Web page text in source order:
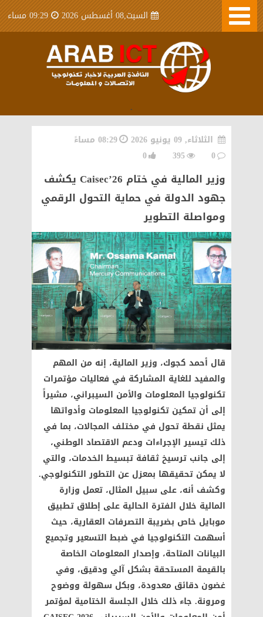
السبت,08 أغسطس 2026 09:29 مساء
.
الثلاثاء, 09 يونيو 2026
08:29 مساءً
0
395
0
وزير المالية في ختام Caisec’26 يكشف
جهود الدولة في حماية التحول الرقمي
ومواصلة التطوير
قال أحمد كجوك، وزير المالية، إنه من المهم
والمفيد للغاية المشاركة في فعاليات مؤتمرات
تكنولوجيا المعلومات والأمن السيبراني، مشيراً
إلى أن تمكين تكنولوجيا المعلومات وأدواتها
يمثل نقطة تحول في مختلف المجالات، بما في
ذلك تيسير الإجراءات ودعم الاقتصاد الوطني،
إلى جانب ترسيخ ثقافة تبسيط الخدمات، والتي
لا يمكن تحقيقها بمعزل عن التطور التكنولوجي.
وكشف أنه، على سبيل المثال، تعمل وزارة
المالية خلال الفترة الحالية على إطلاق تطبيق
موبايل خاص بضريبة التصرفات العقارية، حيث
أسهمت التكنولوجيا في ضبط التسعير وتجميع
البيانات المتاحة، وإصدار المعلومات الخاصة
بالقيمة المستحقة بشكل آلي ودقيق، وفي
غضون دقائق معدودة، وبكل سهولة ووضوح
ومرونة. جاء ذلك خلال الجلسة الختامية لمؤتمر